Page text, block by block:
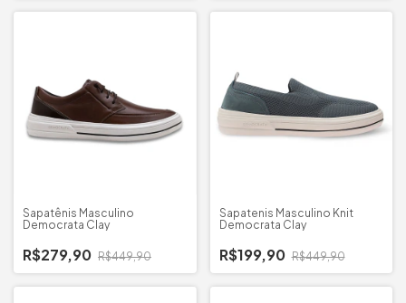
Sapatênis Masculino
Democrata Clay
R$279,90 R$449,90
Sapatenis Masculino Knit
Democrata Clay
R$199,90 R$449,90